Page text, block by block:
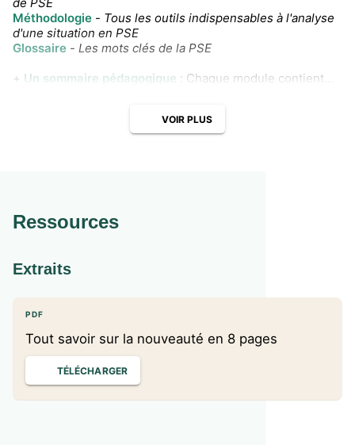
Méthodologie - Tous les outils indispensables à l'analyse
d'une situation en PSE
Glossaire - Les mots clés de la PSE
+ Un sommaire pédagogique : Chaque module contient
VOIR PLUS
Ressources
Extraits
PDF
Tout savoir sur la nouveauté en 8 pages
TÉLÉCHARGER